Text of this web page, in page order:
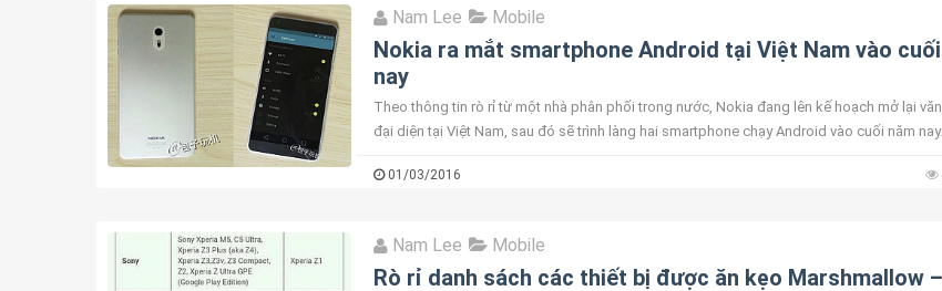
Nam Lee Mobile
Nokia ra mắt smartphone Android tại Việt Nam vào
nay
Theo thông tin rò rỉ từ một nhà phân phối trong nước, Nokia đang lên kế hoạch mở lại
đại diện tại Việt Nam, sau đó sẽ trình làng hai smartphone chạy Android vào cuối năm
01/03/2016
Nam Lee Mobile
Rò rỉ danh sách các thiết bị được ăn kẹo Marshmallow –